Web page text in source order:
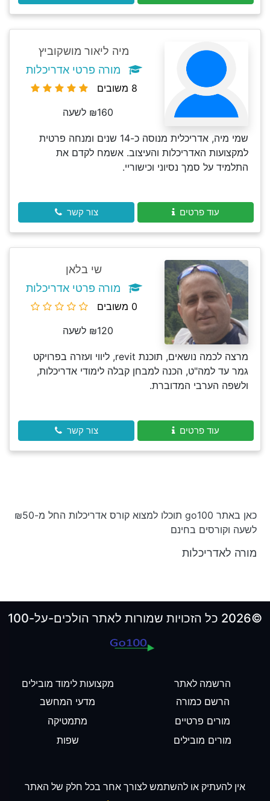
מיה ליאור מושקוביץ
מורה פרטי אדריכלות
8 משובים
₪160 לשעה
שמי מיה, אדריכלית מנוסה כ-14 שנים ומנחה פרטית
למקצועות האדריכלות והעיצוב. אשמח לקדם את
התלמיד על סמך נסיוני וכישוריי.
עוד פרטים צור קשר
שי בלאן
מורה פרטי אדריכלות
0 משובים
₪120 לשעה
מרצה לכמה נושאים, תוכנת revit, ליווי ועזרה בפרויקט
גמר עד למה"ט, הכנה למבחן קבלה לימודי אדריכלות,
ולשפה הערבי המדוברת.
עוד פרטים צור קשר
כאן באתר go100 תוכלו למצוא קורס אדריכלות החל מ-₪50
לשעה וקורסים בחינם
מורה לאדריכלות
©2026 כל הזכויות שמורות לאתר הולכים-על-100
הרשמה לאתר
הרשם כמורה
מורים פרטיים
מורים מובילים
מקצועות לימוד מובילים
מדעי המחשב
מתמטיקה
שפות
אין להעתיק או להשתמש לצורך אחר בכל חלק של האתר